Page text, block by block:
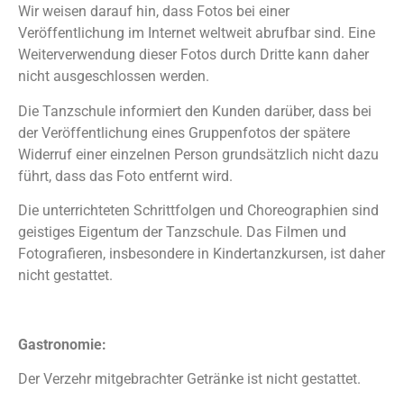
Wir weisen darauf hin, dass Fotos bei einer
Veröffentlichung im Internet weltweit abrufbar sind. Eine
Weiterverwendung dieser Fotos durch Dritte kann daher
nicht ausgeschlossen werden.
Die Tanzschule informiert den Kunden darüber, dass bei
der Veröffentlichung eines Gruppenfotos der spätere
Widerruf einer einzelnen Person grundsätzlich nicht dazu
führt, dass das Foto entfernt wird.
Die unterrichteten Schrittfolgen und Choreographien sind
geistiges Eigentum der Tanzschule. Das Filmen und
Fotografieren, insbesondere in Kindertanzkursen, ist daher
nicht gestattet.
Gastronomie:
Der Verzehr mitgebrachter Getränke ist nicht gestattet.